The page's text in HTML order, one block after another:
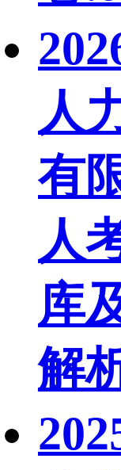
人
有
人
库
解